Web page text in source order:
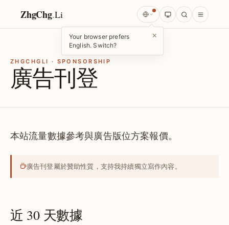
ZhgChg.Li
Your browser prefers
English. Switch?
×
ZHGCHGLI · SPONSORSHIP
廣告刊登
本站流量數據參考與廣告版位方案報價。
廣告刊登屬於贊助性質，支持我持續獨立寫作內容。
近 30 天數據